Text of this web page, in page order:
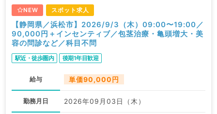
NEW スポット求人
【静岡県／浜松市】2026/9/3（木）09:00〜19:00／
90,000円＋インセンティブ／包茎治療・亀頭増大・美
容の問診など／科目不問
駅近・徒歩圏内 後期1年目歓迎
給与 単価90,000円
勤務月日 2026年09月03日（木）